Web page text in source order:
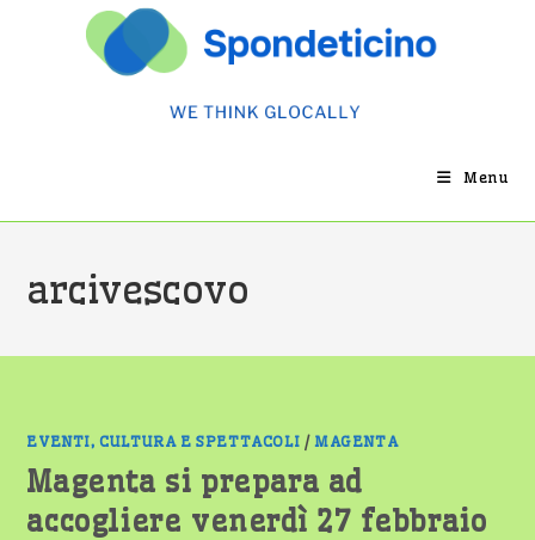
Menu
arcivescovo
EVENTI, CULTURA E SPETTACOLI /MAGENTA
Magenta si prepara ad
accogliere venerdì 27 febbraio